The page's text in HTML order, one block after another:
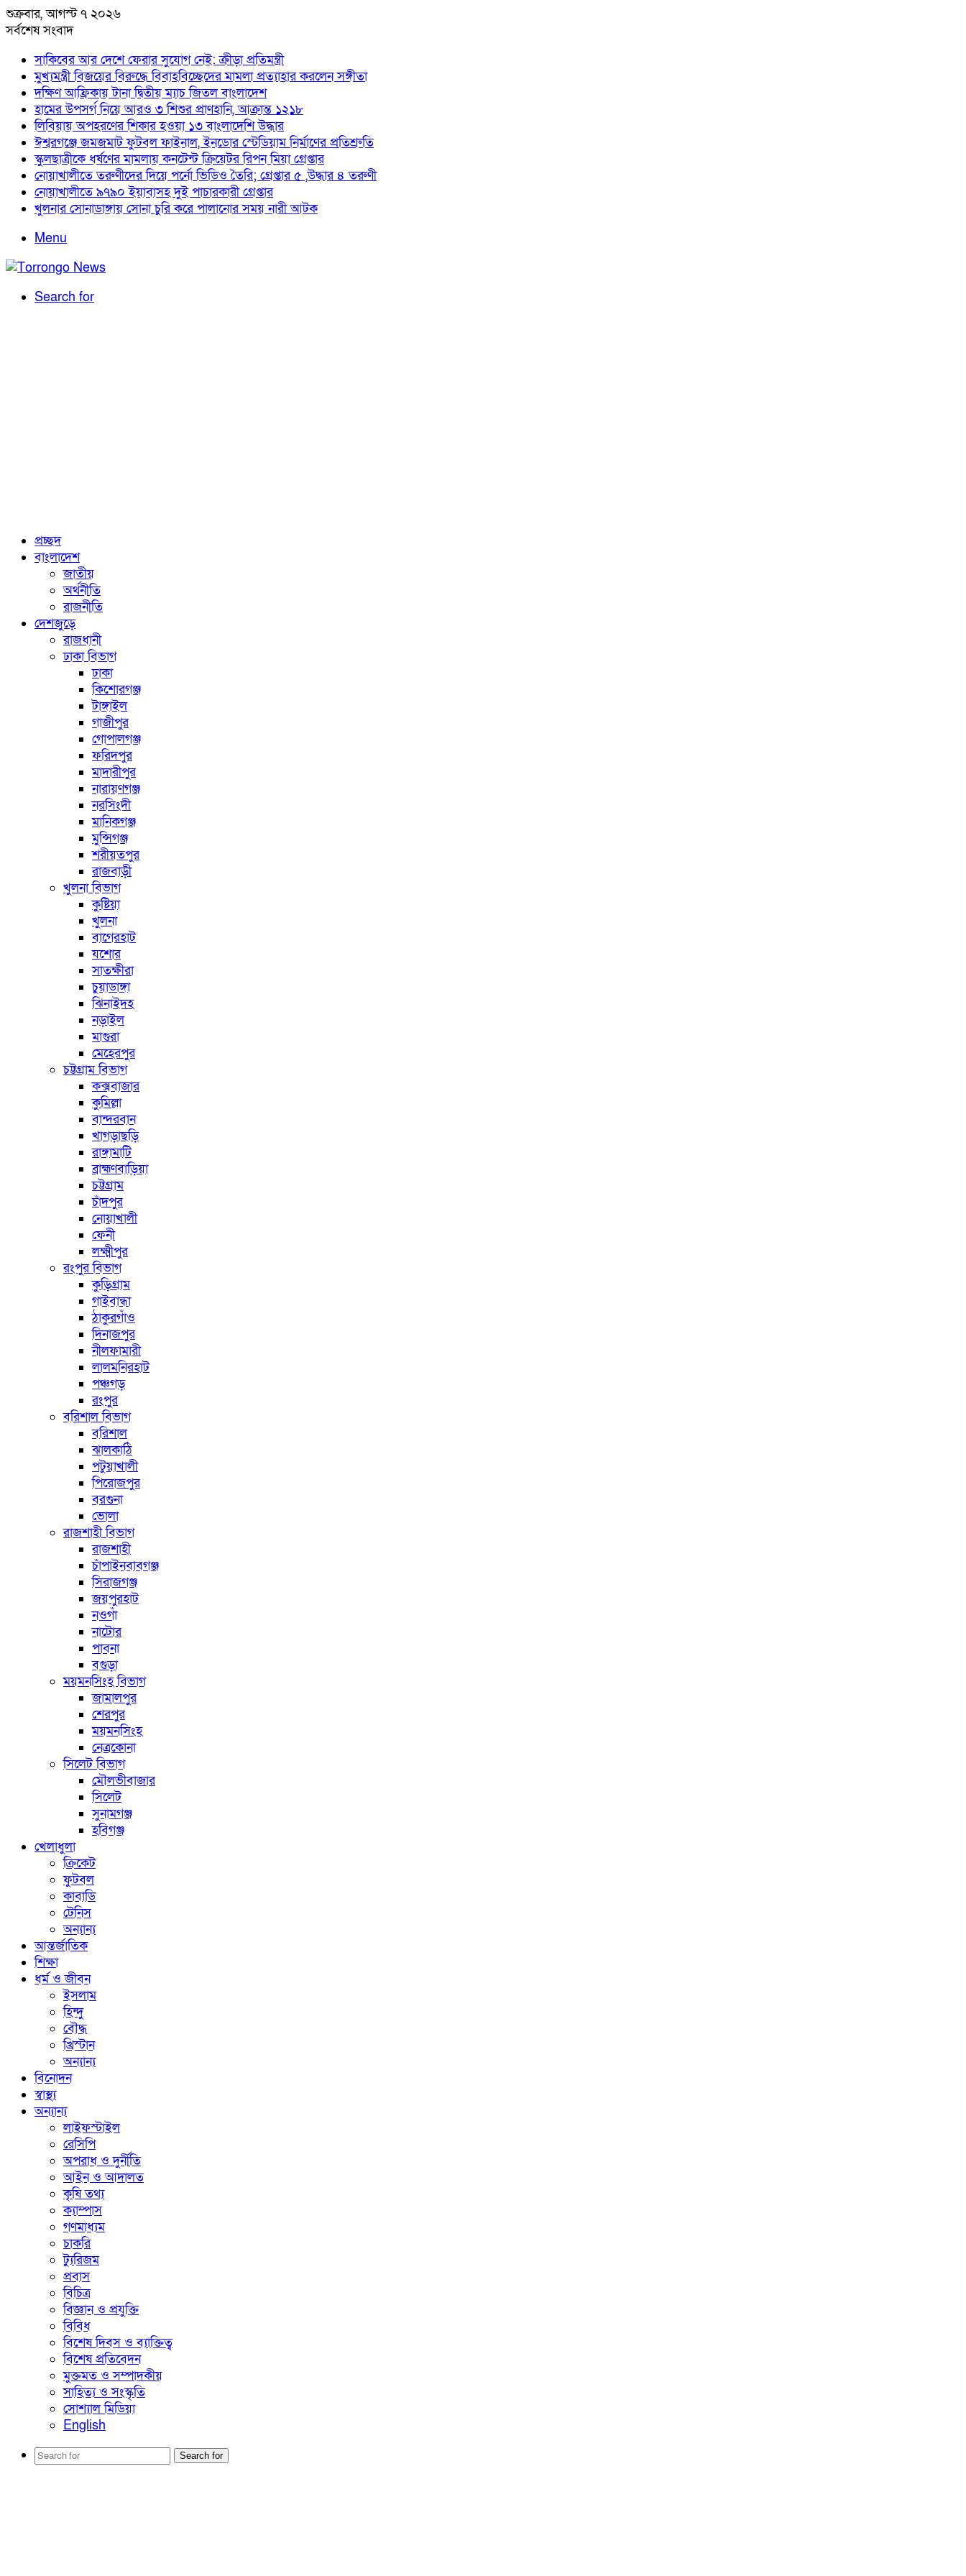
শুক্রবার, আগস্ট ৭ ২০২৬
সর্বশেষ সংবাদ
সাকিবের আর দেশে ফেরার সুযোগ নেই: ক্রীড়া প্রতিমন্ত্রী
মুখ্যমন্ত্রী বিজয়ের বিরুদ্ধে বিবাহবিচ্ছেদের মামলা প্রত্যাহার করলেন সঙ্গীতা
দক্ষিণ আফ্রিকায় টানা দ্বিতীয় ম্যাচ জিতল বাংলাদেশ
হামের উপসর্গ নিয়ে আরও ৩ শিশুর প্রাণহানি, আক্রান্ত ১২১৮
লিবিয়ায় অপহরণের শিকার হওয়া ১৩ বাংলাদেশি উদ্ধার
ঈশ্বরগঞ্জে জমজমাট ফুটবল ফাইনাল, ইনডোর স্টেডিয়াম নির্মাণের প্রতিশ্রুতি
স্কুলছাত্রীকে ধর্ষণের মামলায় কনটেন্ট ক্রিয়েটর রিপন মিয়া গ্রেপ্তার
নোয়াখালীতে তরুণীদের দিয়ে পর্নো ভিডিও তৈরি; গ্রেপ্তার ৫ ,উদ্ধার ৪ তরুণী
নোয়াখালীতে ৯৭৯০ ইয়াবাসহ দুই পাচারকারী গ্রেপ্তার
খুলনার সোনাডাঙ্গায় সোনা চুরি করে পালানোর সময় নারী আটক
Menu
Search for
প্রচ্ছদ
বাংলাদেশ
জাতীয়
অর্থনীতি
রাজনীতি
দেশজুড়ে
রাজধানী
ঢাকা বিভাগ
ঢাকা
কিশোরগঞ্জ
টাঙ্গাইল
গাজীপুর
গোপালগঞ্জ
ফরিদপুর
মাদারীপুর
নারায়ণগঞ্জ
নরসিংদী
মানিকগঞ্জ
মুন্সিগঞ্জ
শরীয়তপুর
রাজবাড়ী
খুলনা বিভাগ
কুষ্টিয়া
খুলনা
বাগেরহাট
যশোর
সাতক্ষীরা
চুয়াডাঙ্গা
ঝিনাইদহ
নড়াইল
মাগুরা
মেহেরপুর
চট্টগ্রাম বিভাগ
কক্সবাজার
কুমিল্লা
বান্দরবান
খাগড়াছড়ি
রাঙ্গামাটি
ব্রাহ্মণবাড়িয়া
চট্টগ্রাম
চাঁদপুর
নোয়াখালী
ফেনী
লক্ষ্মীপুর
রংপুর বিভাগ
কুড়িগ্রাম
গাইবান্ধা
ঠাকুরগাঁও
দিনাজপুর
নীলফামারী
লালমনিরহাট
পঞ্চগড়
রংপুর
বরিশাল বিভাগ
বরিশাল
ঝালকাঠি
পটুয়াখালী
পিরোজপুর
বরগুনা
ভোলা
রাজশাহী বিভাগ
রাজশাহী
চাঁপাইনবাবগঞ্জ
সিরাজগঞ্জ
জয়পুরহাট
নওগাঁ
নাটোর
পাবনা
বগুড়া
ময়মনসিংহ বিভাগ
জামালপুর
শেরপুর
ময়মনসিংহ
নেত্রকোনা
সিলেট বিভাগ
মৌলভীবাজার
সিলেট
সুনামগঞ্জ
হবিগঞ্জ
খেলাধুলা
ক্রিকেট
ফুটবল
কাবাডি
টেনিস
অন্যান্য
আন্তর্জাতিক
শিক্ষা
ধর্ম ও জীবন
ইসলাম
হিন্দু
বৌদ্ধ
খ্রিস্টান
অন্যান্য
বিনোদন
স্বাস্থ্য
অন্যান্য
লাইফস্টাইল
রেসিপি
অপরাধ ও দুর্নীতি
আইন ও আদালত
কৃষি তথ্য
ক্যাম্পাস
গণমাধ্যম
চাকরি
ট্যুরিজম
প্রবাস
বিচিত্র
বিজ্ঞান ও প্রযুক্তি
বিবিধ
বিশেষ দিবস ও ব্যাক্তিত্ব
বিশেষ প্রতিবেদন
মুক্তমত ও সম্পাদকীয়
সাহিত্য ও সংস্কৃতি
সোশ্যাল মিডিয়া
English
Search for